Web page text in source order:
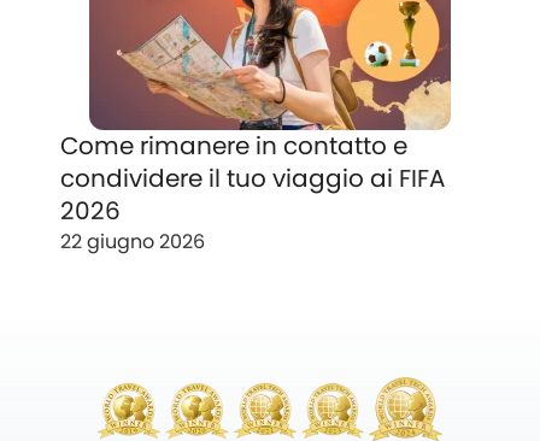
Come rimanere in contatto e
condividere il tuo viaggio ai FIFA
2026
22 giugno 2026